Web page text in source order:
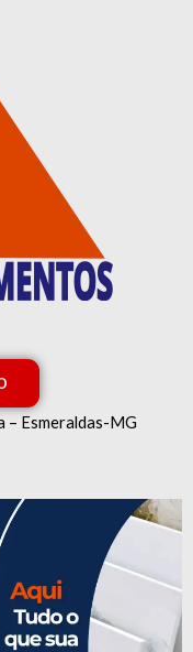
– Esmeraldas-MG